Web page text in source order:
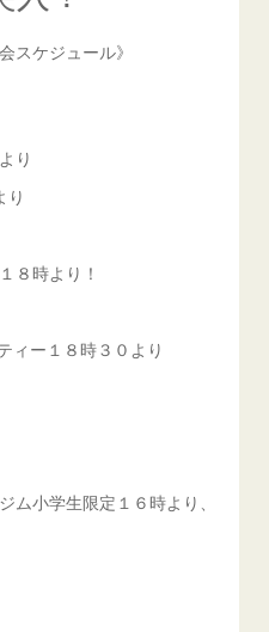
ジュール》
り
り
８時より！
ィー１８時３０より
ム小学生限定１６時より、